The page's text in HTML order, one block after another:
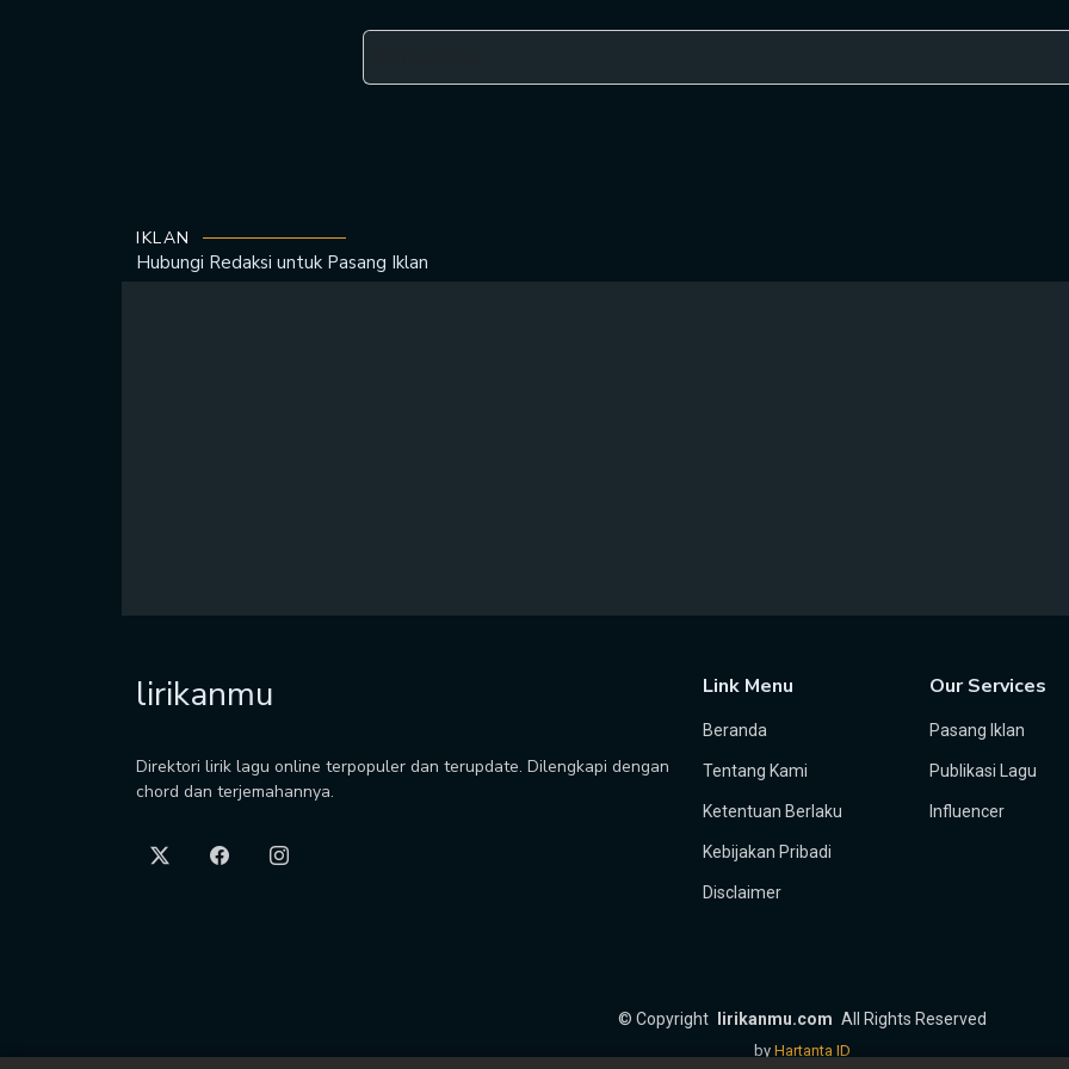
IKLAN
Hubungi Redaksi untuk Pasang Iklan
lirikanmu
Direktori lirik lagu online terpopuler dan terupdate. Dilengkapi dengan
chord dan terjemahannya.
Link Menu
Beranda
Tentang Kami
Ketentuan Berlaku
Kebijakan Pribadi
Disclaimer
Our Services
Pasang Iklan
Publikasi Lagu
Influencer
© Copyright lirikanmu.com All Rights Reserved
by Hartanta ID